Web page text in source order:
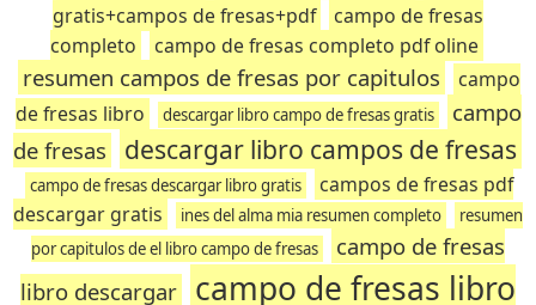
gratis+campos de fresas+pdf
campo de fresas
completo
campo de fresas completo pdf oline
resumen campos de fresas por capitulos
campo
de fresas libro
descargar libro campo de fresas gratis
campo
de fresas
descargar libro campos de fresas
campo de fresas descargar libro gratis
campos de fresas pdf
descargar gratis
ines del alma mia resumen completo
resumen
por capitulos de el libro campo de fresas
campo de fresas
libro descargar
campo de fresas libro